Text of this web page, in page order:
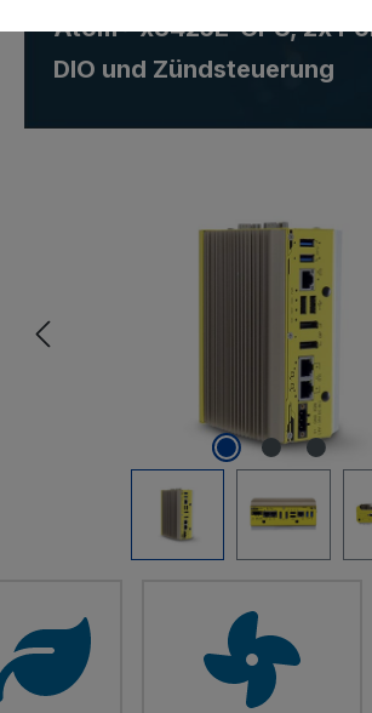
Atom® x6425E-CPU, 2x
DIO und Zündsteuerung